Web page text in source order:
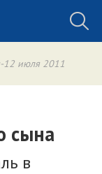
12 июля 2011
сына
в